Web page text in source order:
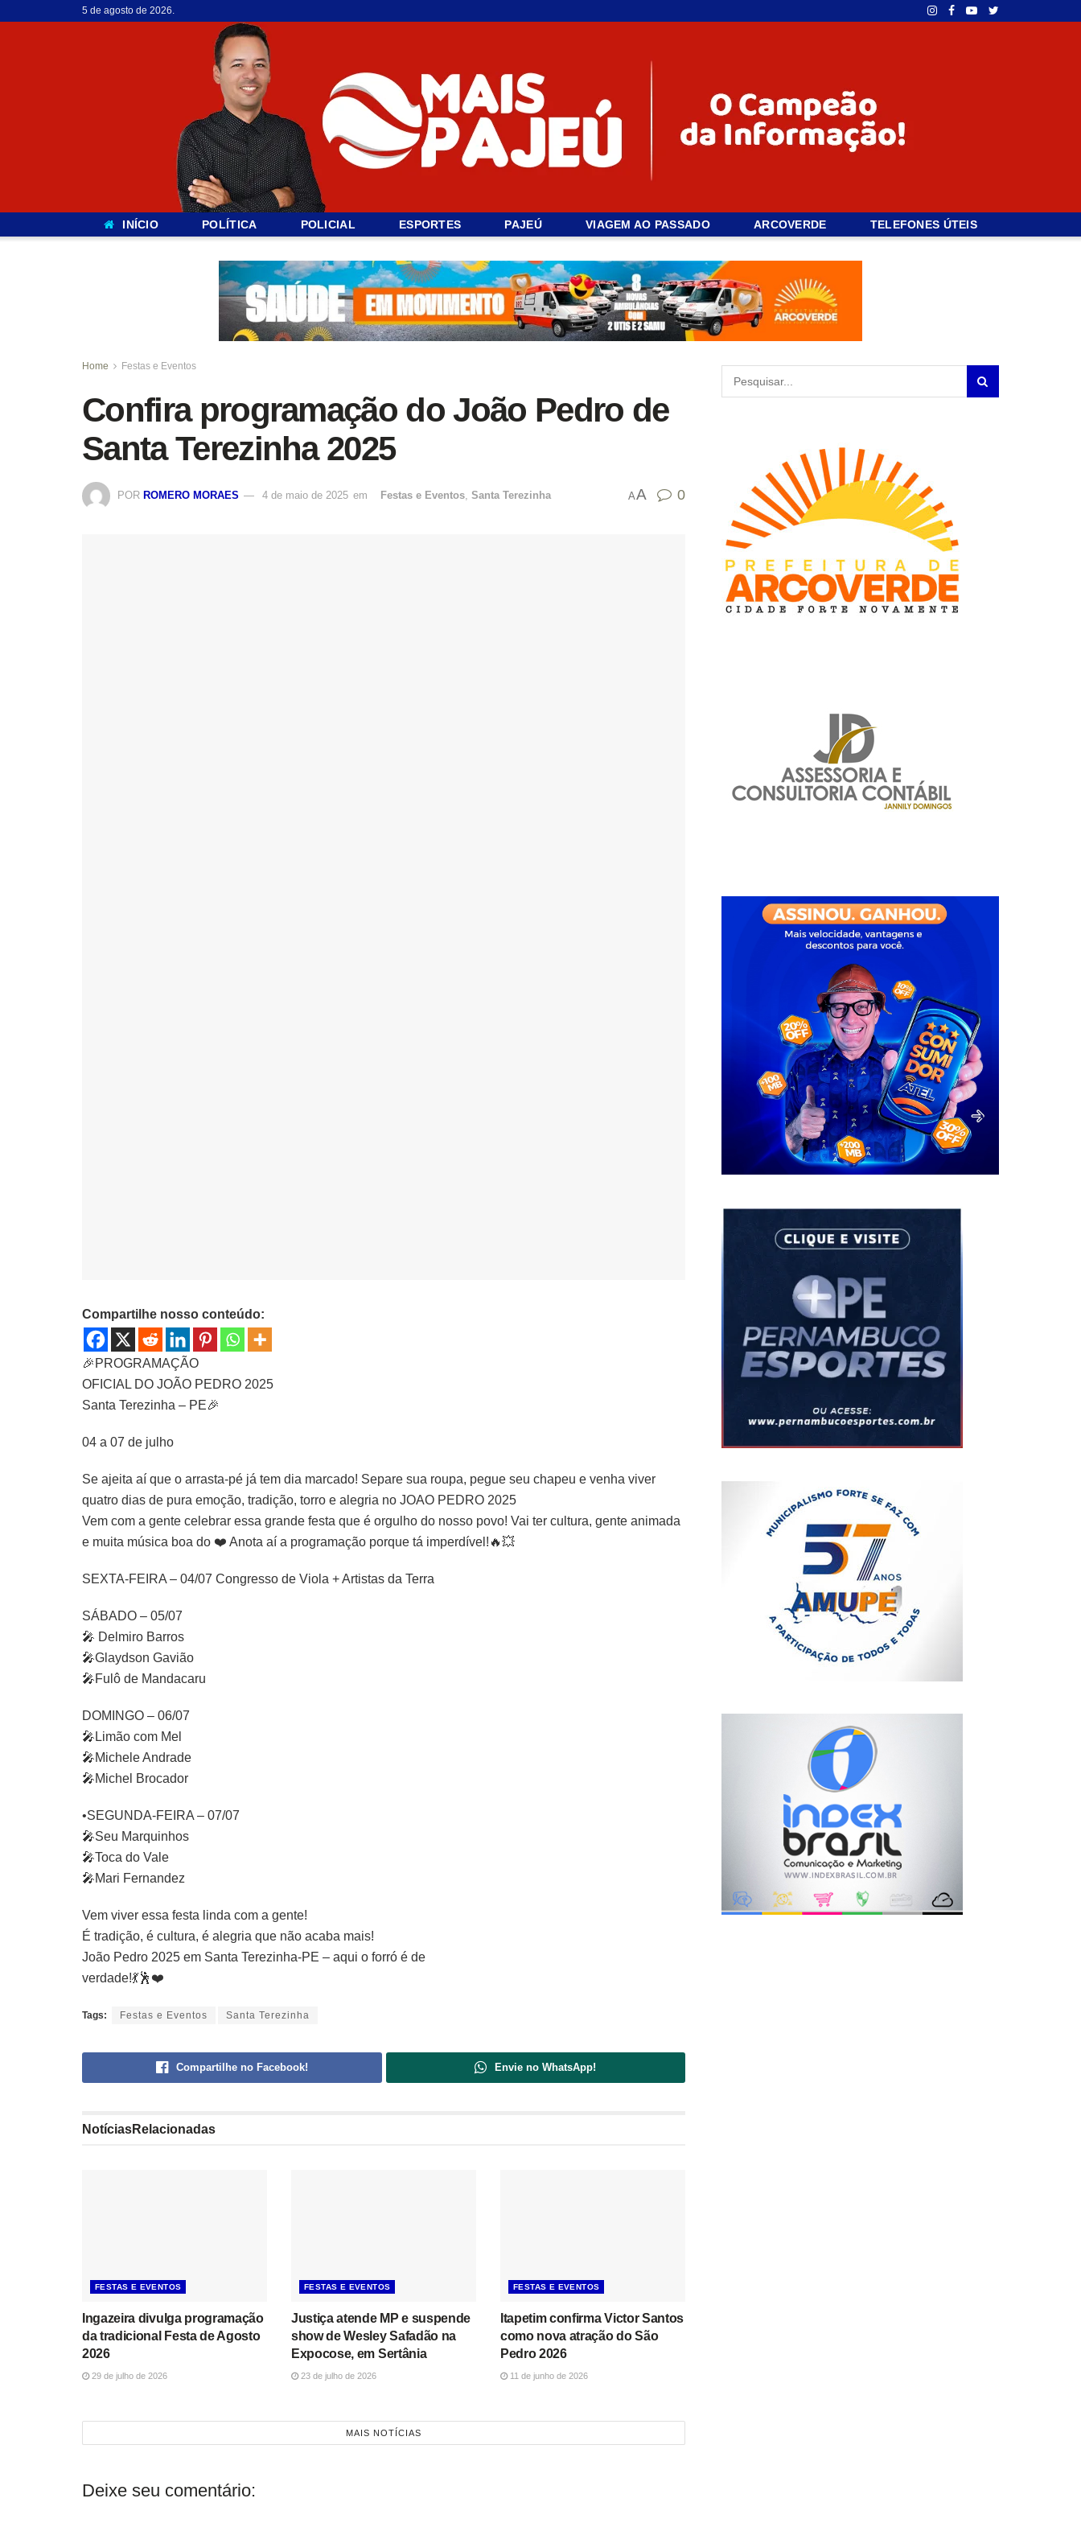
5 de agosto de 2026.
INÍCIO POLÍTICA POLICIAL ESPORTES PAJEÚ VIAGEM AO PASSADO ARCOVERDE TELEFONES ÚTEIS
Home Festas e Eventos
Confira programação do João Pedro de
Santa Terezinha 2025
POR ROMERO MORAES 4 de maio de 2025 emﾠ Festas e Eventos Santa Terezinha AA 0
Compartilhe nosso conteúdo:
🎉PROGRAMAÇÃO
OFICIAL DO JOÃO PEDRO 2025
Santa Terezinha – PE🎉
04 a 07 de julho
Se ajeita aí que o arrasta-pé já tem dia marcado! Separe sua roupa, pegue seu chapeu e venha viver
quatro dias de pura emoção, tradição, torro e alegria no JOAO PEDRO 2025
Vem com a gente celebrar essa grande festa que é orgulho do nosso povo! Vai ter cultura, gente animada
e muita música boa do ❤️ Anota aí a programação porque tá imperdível!🔥💥
SEXTA-FEIRA – 04/07 Congresso de Viola + Artistas da Terra
SÁBADO – 05/07
🎤 Delmiro Barros
🎤Glaydson Gavião
🎤Fulô de Mandacaru
DOMINGO – 06/07
🎤Limão com Mel
🎤Michele Andrade
🎤Michel Brocador
•SEGUNDA-FEIRA – 07/07
🎤Seu Marquinhos
🎤Toca do Vale
🎤Mari Fernandez
Vem viver essa festa linda com a gente!
É tradição, é cultura, é alegria que não acaba mais!
João Pedro 2025 em Santa Terezinha-PE – aqui o forró é de
verdade!💃🕺❤️
Tags: Festas e Eventos Santa Terezinha
Compartilhe no Facebook! Envie no WhatsApp!
NotíciasRelacionadas
FESTAS E EVENTOS
Ingazeira divulga programação
da tradicional Festa de Agosto
2026
29 de julho de 2026
FESTAS E EVENTOS
Justiça atende MP e suspende
show de Wesley Safadão na
Expocose, em Sertânia
23 de julho de 2026
FESTAS E EVENTOS
Itapetim confirma Victor Santos
como nova atração do São
Pedro 2026
11 de junho de 2026
MAIS NOTÍCIAS
Deixe seu comentário: